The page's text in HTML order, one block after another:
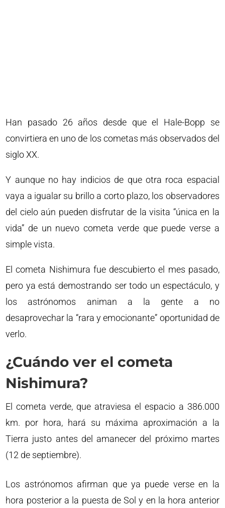
Han pasado 26 años desde que el Hale-Bopp se
convirtiera en uno de los cometas más observados del
siglo XX.
Y aunque no hay indicios de que otra roca espacial
vaya a igualar su brillo a corto plazo, los observadores
del cielo aún pueden disfrutar de la visita “única en la
vida” de un nuevo cometa verde que puede verse a
simple vista.
El cometa Nishimura fue descubierto el mes pasado,
pero ya está demostrando ser todo un espectáculo, y
los astrónomos animan a la gente a no
desaprovechar la “rara y emocionante” oportunidad de
verlo.
¿Cuándo ver el cometa
Nishimura?
El cometa verde, que atraviesa el espacio a 386.000
km. por hora, hará su máxima aproximación a la
Tierra justo antes del amanecer del próximo martes
(12 de septiembre).
Los astrónomos afirman que ya puede verse en la
hora posterior a la puesta de Sol y en la hora anterior